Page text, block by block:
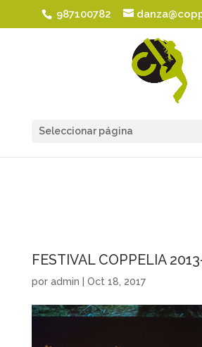
987100782
Seleccionar página
FESTIVAL COPPELIA
por admin Oct 18, 2017